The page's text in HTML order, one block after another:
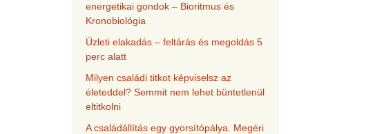
energetikai gondok – Bioritmus és
Kronobiológia
Üzleti elakadás – feltárás és megoldás 5
perc alatt
Milyen családi titkot képviselsz az
életeddel? Semmit nem lehet büntetlenül
eltitkolni
A családállítás egy gyorsítópálya. Megéri